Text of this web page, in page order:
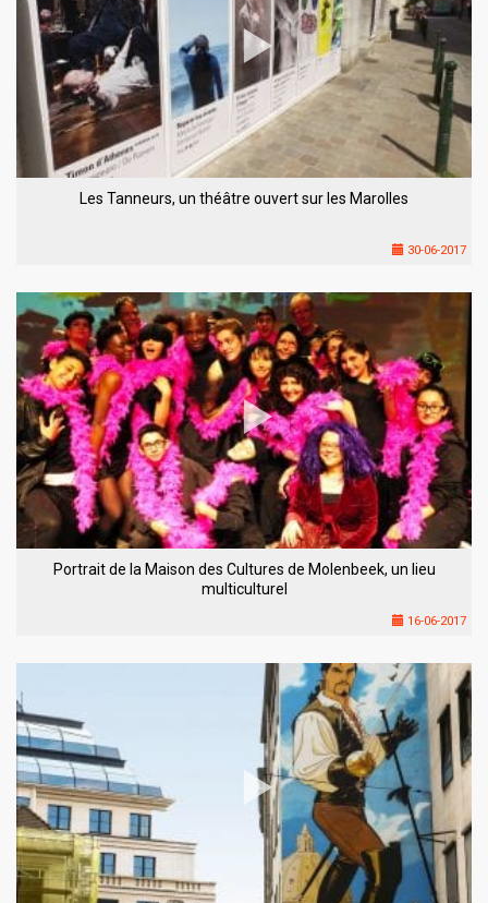
Les Tanneurs, un théâtre ouvert sur les Marolles
30-06-2017
Portrait de la Maison des Cultures de Molenbeek, un lieu
multiculturel
16-06-2017